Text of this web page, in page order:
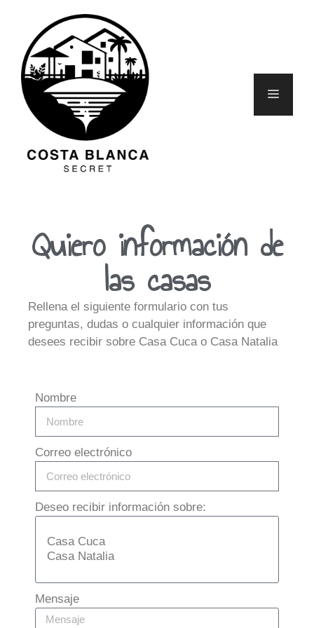
Quiero información de
las casas
Rellena el siguiente formulario con tus
preguntas, dudas o cualquier información que
desees recibir sobre Casa Cuca o Casa Natalia
Nombre
Correo electrónico
Deseo recibir información sobre:
Mensaje